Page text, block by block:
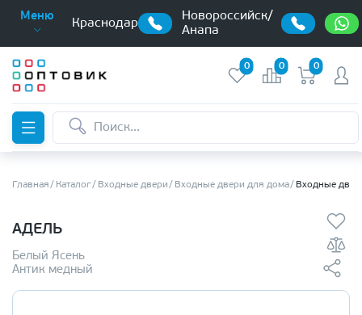
Меню
Краснодар
Новороссийск/
Анапа
0 0 0
Главная Каталог Входные двери Входные двери для дома Входные
АДЕЛЬ
Белый Ясень
Антик медный